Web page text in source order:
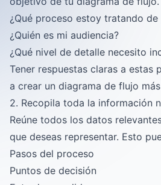
¿Qué proceso estoy tratando de
¿Quién es mi audiencia?
¿Qué nivel de detalle necesito
Tener respuestas claras a estas
a crear un diagrama de flujo
2. Recopila toda la información
Reúne todos los datos
que deseas representar. Esto
Pasos del proceso
Puntos de decisión